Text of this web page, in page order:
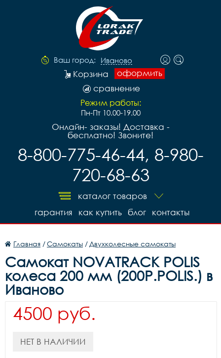
Ваш город: Иваново
оформить
Корзина
сравнение
Режим работы:
Пн-Пт 10.00-19.00
Онлайн- заказы! Доставка -
бесплатно! Звоните!
8-800-775-46-44, 8-980-
720-68-63
каталог товаров
контакты
блог
как купить
гарантия
Главная /Самокаты / Двухколесные самокаты
Самокат NOVATRACK POLIS
колеса 200 мм (200P.POLIS.) в
Иваново
4500 руб.
НЕТ В НАЛИЧИИ